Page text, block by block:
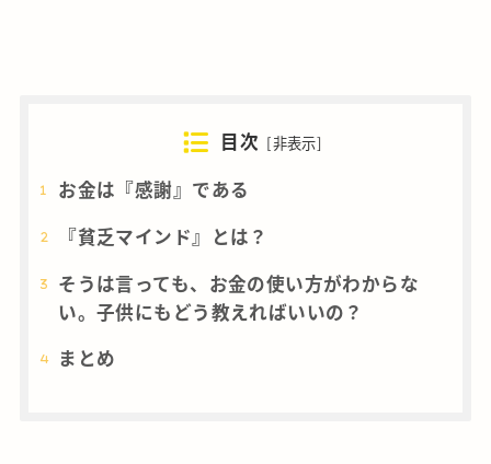
目次 [非表示]
お金は『感謝』である
『貧乏マインド』とは？
そうは言っても、お金の使い方がわからな
い。子供にもどう教えればいいの？
まとめ